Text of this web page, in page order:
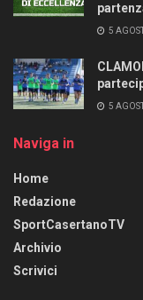
5
5
Naviga in
Home
Redazione
SportCasertanoTV
Archivio
Scrivici